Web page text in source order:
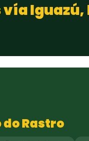
Iguazú,
do Rastro